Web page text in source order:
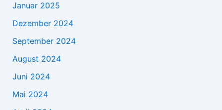
Januar 2025
Dezember 2024
September 2024
August 2024
Juni 2024
Mai 2024